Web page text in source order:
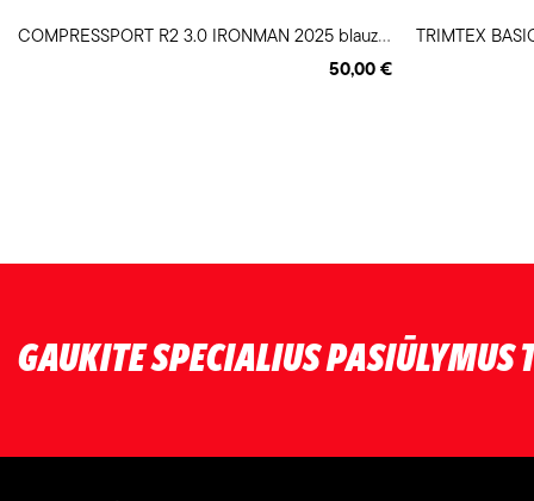
C
OMPRESSPORT R2 3.0 IRONMAN 2025 blauzdinės
50,00 €
TRIMTEX
GAUKITE SPECIALIUS PASIŪLYMUS